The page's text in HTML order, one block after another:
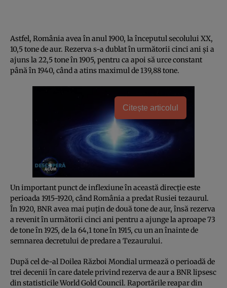
Astfel, România avea în anul 1900, la începutul secolului XX,
10,5 tone de aur. Rezerva s-a dublat în următorii cinci ani şi a
ajuns la 22,5 tone în 1905, pentru ca apoi să urce constant
până în 1940, când a atins maximul de 139,88 tone.
Citește articolul
Un important punct de inflexiune în această direcţie este
perioada 1915-1920, când România a predat Rusiei tezaurul.
În 1920, BNR avea mai puţin de două tone de aur, însă rezerva
a revenit în următorii cinci ani pentru a ajunge la aproape 73
de tone în 1925, de la 64,1 tone în 1915, cu un an înainte de
semnarea decretului de predare a Tezaurului.
După cel de-al Doilea Război Mondial urmează o perioadă de
trei decenii în care datele privind rezerva de aur a BNR lipsesc
din statisticile World Gold Council. Raportările reapar din